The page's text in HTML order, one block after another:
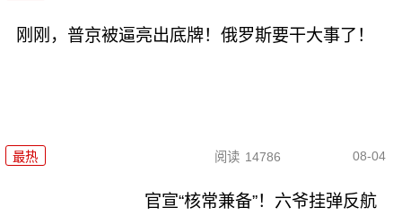
刚刚，普京被逼亮出底牌！俄罗斯要干大事了！
最热 阅读 14786 08-04
官宣“核常兼备”！六爷挂弹反航